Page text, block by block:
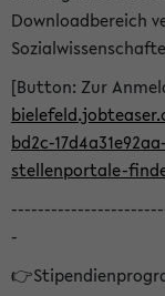
Downloadbereich
[Button: Zur
bd2c-
stellenportale-
-